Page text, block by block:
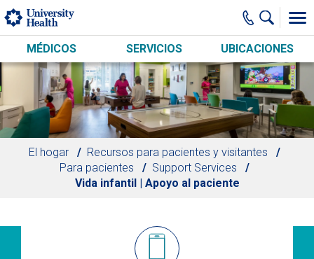
Skip to main content
MÉDICOS SERVICIOS UBICACIONES
El hogar
Recursos para pacientes y visitantes
Para pacientes
Support Services
Vida infantil | Apoyo al paciente